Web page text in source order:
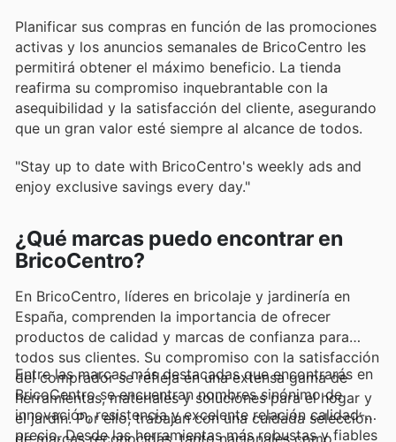
Planificar sus compras en función de las promociones
activas y los anuncios semanales de BricoCentro les
permitirá obtener el máximo beneficio. La tienda
reafirma su compromiso inquebrantable con la
asequibilidad y la satisfacción del cliente, asegurando
que un gran valor esté siempre al alcance de todos.
"Stay up to date with BricoCentro's weekly ads and
enjoy exclusive savings every day."
¿Qué marcas puedo encontrar en
BricoCentro?
En BricoCentro, líderes en bricolaje y jardinería en
España, comprenden la importancia de ofrecer
productos de calidad y marcas de confianza para
todos sus clientes. Su compromiso con la satisfacción
del comprador se refleja en una extensa gama de
herramientas, materiales y soluciones para el hogar y
el jardín. Por ello, trabajan con una cuidada selección
de marcas reconocidas, tanto nacionales como
Entre las marcas más destacadas que encontrarás en
BricoCentro se encuentran nombres sinónimo de
innovación, resistencia y excelente relación calidad-
precio. Desde las herramientas más robustas y fiables